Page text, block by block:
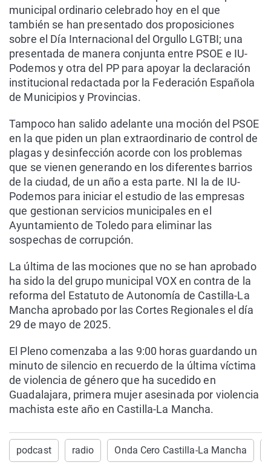
municipal ordinario celebrado hoy en el que
también se han presentado dos proposiciones
sobre el Día Internacional del Orgullo LGTBI; una
presentada de manera conjunta entre PSOE e IU-
Podemos y otra del PP para apoyar la declaración
institucional redactada por la Federación Española
de Municipios y Provincias.
Tampoco han salido adelante una moción del PSOE
en la que piden un plan extraordinario de control de
plagas y desinfección acorde con los problemas
que se vienen generando en los diferentes barrios
de la ciudad, de un año a esta parte. NI la de IU-
Podemos para iniciar el estudio de las empresas
que gestionan servicios municipales en el
Ayuntamiento de Toledo para eliminar las
sospechas de corrupción.
La última de las mociones que no se han aprobado
ha sido la del grupo municipal VOX en contra de la
reforma del Estatuto de Autonomía de Castilla-La
Mancha aprobado por las Cortes Regionales el día
29 de mayo de 2025.
El Pleno comenzaba a las 9:00 horas guardando un
minuto de silencio en recuerdo de la última víctima
de violencia de género que ha sucedido en
Guadalajara, primera mujer asesinada por violencia
machista este año en Castilla-La Mancha.
podcast radio Onda Cero Castilla-La Mancha